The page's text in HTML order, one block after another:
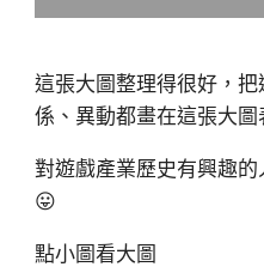
這張大圖整理得很好，
係、異動都畫在這張大圖
對遊戲產業歷史有興趣的
😛
點小圖看大圖